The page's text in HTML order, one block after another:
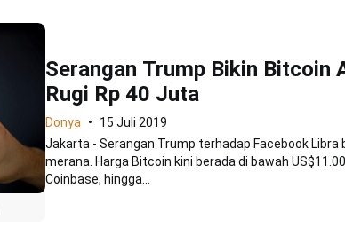
Serangan Trump Bikin Bitcoin
Rugi Rp 40 Juta
Donya
15 Juli 2019
Jakarta - Serangan Trump terhadap Facebook Libra
merana. Harga Bitcoin kini berada di bawah
Coinbase, hingga...